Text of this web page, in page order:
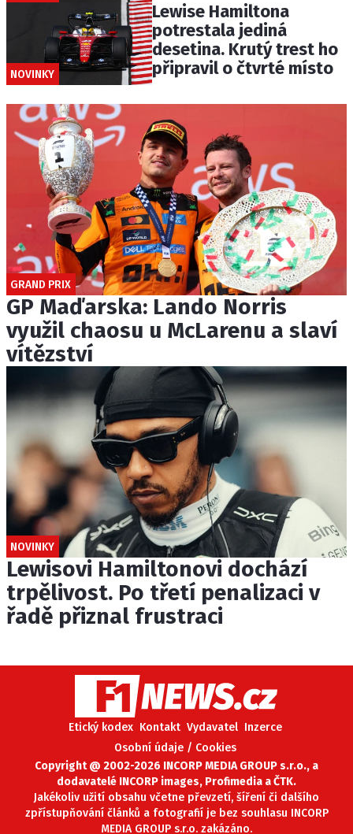
NOVINKY
Lewise Hamiltona
potrestala jediná
desetina. Krutý trest ho
připravil o čtvrté místo
GRAND PRIX
GP Maďarska: Lando Norris
využil chaosu u McLarenu a slaví
vítězství
NOVINKY
Lewisovi Hamiltonovi dochází
trpělivost. Po třetí penalizaci v
řadě přiznal frustraci
Etický kodex Kontakt Vydavatel Inzerce
Osobní údaje / Cookies
Copyright @ 2002-2026 INCORP MEDIA GROUP s.r.o., a
dodavatelé INCORP images, Profimedia a ČTK.
Jakékoliv užití obsahu včetne převzetí, šíření či dalšího
zpřístupňování článků a fotografií je bez souhlasu INCORP
MEDIA GROUP s.r.o. zakázáno.